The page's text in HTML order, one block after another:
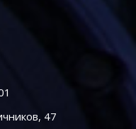
47